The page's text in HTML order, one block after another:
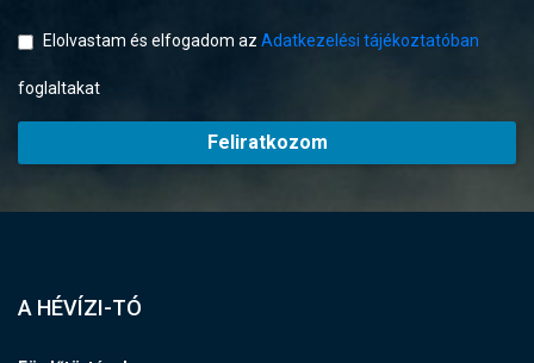
Elolvastam és elfogadom az Adatkezelési tájékoztatóban
foglaltakat
Feliratkozom
A HÉVÍZI-TÓ